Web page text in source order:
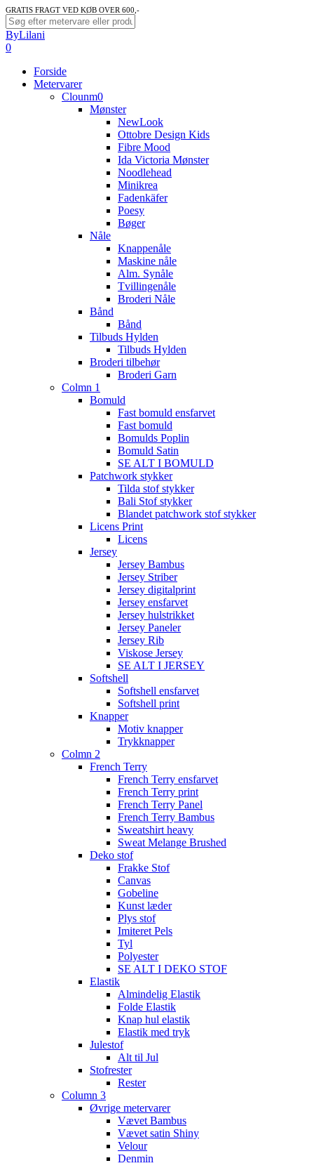
Skip
to
main
content
GRATIS FRAGT VED KØB OVER 600,-
Close
Search
ByLilani
search
account
0
Forside
Metervarer
Clounm0
Mønster
NewLook
Ottobre Design Kids
Fibre Mood
Ida Victoria Mønster
Noodlehead
Minikrea
Fadenkäfer
Poesy
Bøger
Nåle
Knappenåle
Maskine nåle
Alm. Synåle
Tvillingenåle
Broderi Nåle
Bånd
Bånd
Tilbuds Hylden
Tilbuds Hylden
Broderi tilbehør
Broderi Garn
Colmn 1
Bomuld
Fast bomuld ensfarvet
Fast bomuld
Bomulds Poplin
Bomuld Satin
SE ALT I BOMULD
Patchwork stykker
Tilda stof stykker
Bali Stof stykker
Blandet patchwork stof stykker
Licens Print
Licens
Jersey
Jersey Bambus
Jersey Striber
Jersey digitalprint
Jersey ensfarvet
Jersey hulstrikket
Jersey Paneler
Jersey Rib
Viskose Jersey
SE ALT I JERSEY
Softshell
Softshell ensfarvet
Softshell print
Knapper
Motiv knapper
Trykknapper
Colmn 2
French Terry
French Terry ensfarvet
French Terry print
French Terry Panel
French Terry Bambus
Sweatshirt heavy
Sweat Melange Brushed
Deko stof
Frakke Stof
Canvas
Gobeline
Kunst læder
Plys stof
Imiteret Pels
Tyl
Polyester
SE ALT I DEKO STOF
Elastik
Almindelig Elastik
Folde Elastik
Knap hul elastik
Elastik med tryk
Julestof
Alt til Jul
Stofrester
Rester
Column 3
Øvrige metervarer
Vævet Bambus
Vævet satin Shiny
Velour
Denmin